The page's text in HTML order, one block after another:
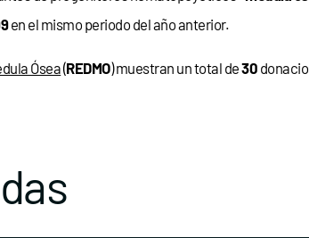
en el mismo periodo del año anterior.
Ósea(REDMO) muestran un total de30